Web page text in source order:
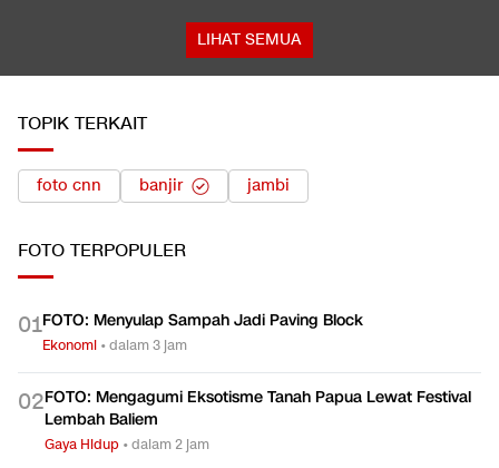
LIHAT SEMUA
TOPIK TERKAIT
foto cnn banjir jambi
FOTO TERPOPULER
01FOTO: Menyulap Sampah Jadi Paving Block
Ekonomi •dalam 3 jam
02FOTO: Mengagumi Eksotisme Tanah Papua Lewat Festival
Lembah Baliem
Gaya Hidup •dalam 2 jam